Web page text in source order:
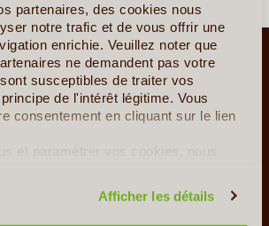
partenaires, des cookies nous
notre trafic et de vous offrir une
enrichie. Veuillez noter que
ne demandent pas votre
susceptibles de traiter vos
de l'intérêt légitime. Vous
consentement en cliquant sur le lien
et paramétrer vos cookies, nous
Afficher les détails
?
c'est quoi ?